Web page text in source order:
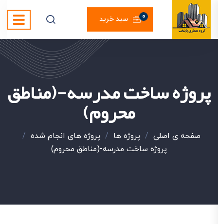
سبد خرید 0
پروژه ساخت مدرسه-(مناطق
محروم)
صفحه ی اصلی / پروژه ها / پروژه های انجام شده /
پروژه ساخت مدرسه-(مناطق محروم)